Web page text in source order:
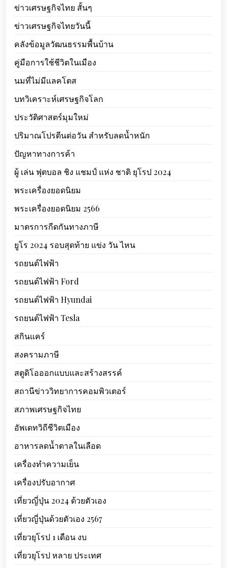
ข่าวเศรษฐกิจไทย สั้นๆ
ข่าวเศรษฐกิจไทยวันนี้
คลังข้อมูลวัฒนธรรมพื้นบ้าน
คู่มือการใช้ชีวิตในเมือง
นมที่ไม่มีแลคโตส
บทวิเคราะห์เศรษฐกิจโลก
ประวัติศาสตร์มุมใหม่
ปริมาณโปรตีนต่อวัน สำหรับลดน้ำหนัก
ปัญหาทางการค้า
ผู้ เล่น ฟุตบอล ชิง แชมป์ แห่ง ชาติ ยุโรป 2024
พระเครื่องยอดนิยม
พระเครื่องยอดนิยม 2566
มาตรการกีดกันทางภาษี
ยูโร 2024 รอบสุดท้าย แข่ง วัน ไหน
รถยนต์ไฟฟ้า
รถยนต์ไฟฟ้า Ford
รถยนต์ไฟฟ้า Hyundai
รถยนต์ไฟฟ้า Tesla
สกินแคร์
สงครามภาษี
สตูดิโอออกแบบและสร้างสรรค์
สถานีข่าววิทยาการคอมพิวเตอร์
สภาพเศรษฐกิจไทย
อัพเดทวิถีชีวิตเมือง
อาหารลดน้ำตาลในเลือด
เครื่องทำความเย็น
เครื่องปรับอากาศ
เที่ยวญี่ปุ่น 2024 ด้วยตัวเอง
เที่ยวญี่ปุ่นด้วยตัวเอง 2567
เที่ยวยุโรป 1 เดือน งบ
เที่ยวยุโรป หลาย ประเทศ